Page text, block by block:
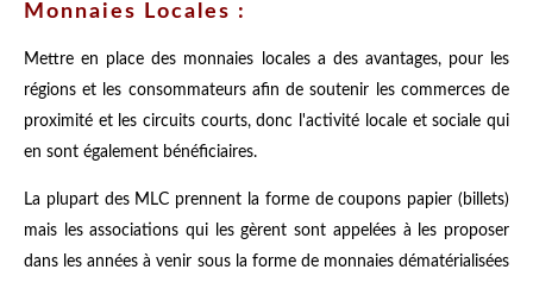
Monnaies Locales :
Mettre en place des monnaies locales a des avantages, pour les
régions et les consommateurs afin de soutenir les commerces de
proximité et les circuits courts, donc l'activité locale et sociale qui
en sont également bénéficiaires.
La plupart des MLC prennent la forme de coupons papier (billets)
mais les associations qui les gèrent sont appelées à les proposer
dans les années à venir sous la forme de monnaies dématérialisées